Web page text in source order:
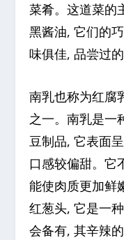
菜肴。这道菜的
黑酱油, 它们的
味俱佳, 品尝过
南乳也称为红腐
之一。南乳是一
豆制品, 它表面
口感较偏甜。它
能使肉质更加鲜
红葱头, 它是一
会备有, 其辛辣